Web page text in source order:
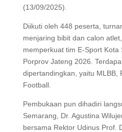
(13/09/2025).
Diikuti oleh 448 peserta,
menjaring bibit dan calon
memperkuat tim E-Sport Kota
Porprov Jateng 2026.
dipertandingkan, yaitu MLBB,
Football.
Pembukaan pun dihadiri
Semarang, Dr. Agustina
bersama Rektor Udinus Prof.